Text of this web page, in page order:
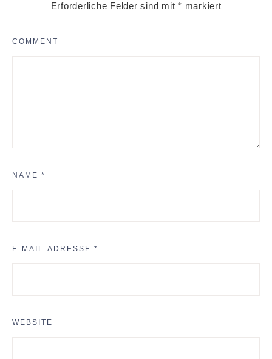
Erforderliche Felder sind mit * markiert
COMMENT
NAME *
E-MAIL-ADRESSE *
WEBSITE